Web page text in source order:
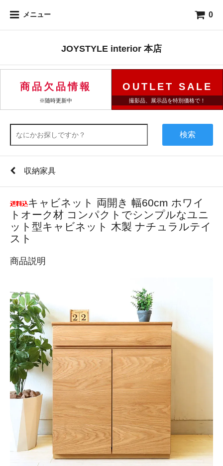
メニュー 0
JOYSTYLE interior 本店
商品欠品情報
※随時更新中
OUTLET SALE
撮影品、展示品を特別価格で！
検索
収納家具
キャビネット 両開き 幅60cm ホワイ
トオーク材 コンパクトでシンプルなユニ
ット型キャビネット 木製 ナチュラルテイ
スト
商品説明